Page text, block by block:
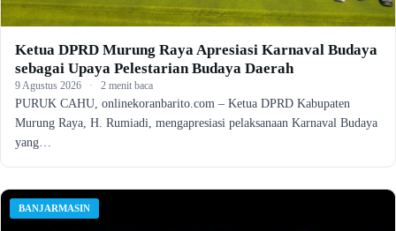
Ketua DPRD Murung Raya Apresiasi Karnaval Budaya
sebagai Upaya Pelestarian Budaya Daerah
9 Agustus 2026 · 2 menit baca
PURUK CAHU, onlinekoranbarito.com – Ketua DPRD Kabupaten
Murung Raya, H. Rumiadi, mengapresiasi pelaksanaan Karnaval Budaya
yang…
BANJARMASIN